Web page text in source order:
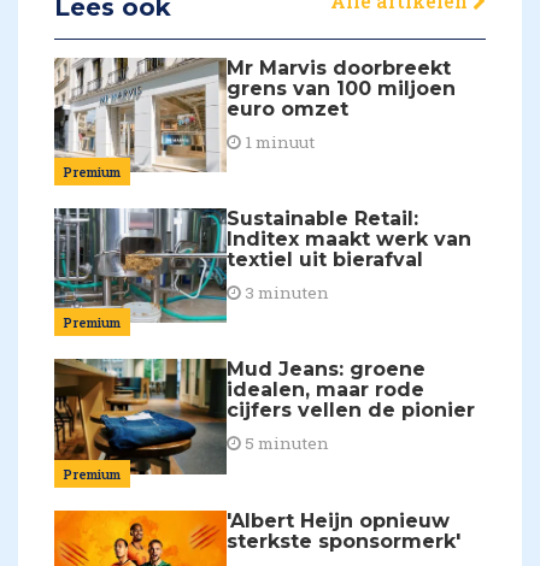
Lees ook
Premium
Mr Marvis doorbreekt
grens van 100 miljoen
euro omzet
1 minuut
Premium
Sustainable Retail:
Inditex maakt werk van
textiel uit bierafval
3 minuten
Premium
Mud Jeans: groene
idealen, maar rode
cijfers vellen de pionier
5 minuten
'Albert Heijn opnieuw
sterkste sponsormerk'